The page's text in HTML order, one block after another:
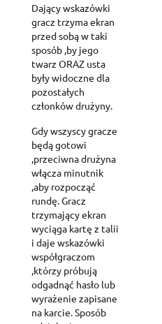
Dający wskazówki
gracz trzyma ekran
przed sobą w taki
sposób ,by jego
twarz ORAZ usta
były widoczne dla
pozostałych
członków drużyny.
Gdy wszyscy gracze
będą gotowi
,przeciwna drużyna
włącza minutnik
,aby rozpocząć
rundę. Gracz
trzymający ekran
wyciąga kartę z talii
i daje wskazówki
współgraczom
,którzy próbują
odgadnąć hasło lub
wyrażenie zapisane
na karcie. Sposób